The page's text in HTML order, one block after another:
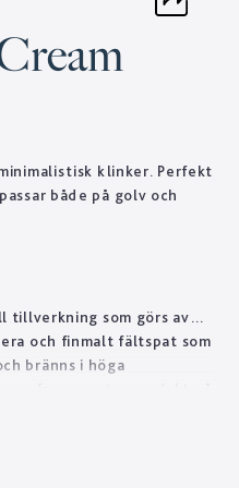
klinker. Perfekt
både på golv och
tillverkning som görs av
och finmalt fältspat som
bränns i höga
år att forma.
som ofta kräver